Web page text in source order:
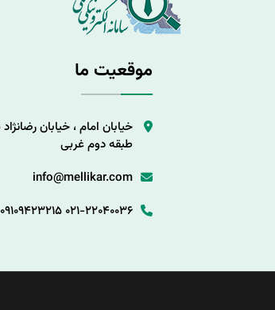
موقعیت ما
طبقه دوم غربی
info@mellikar.com
021-22040036
09109423215